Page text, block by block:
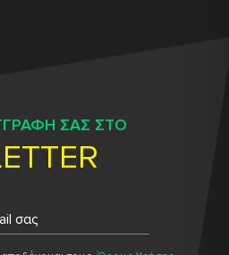
ΣΑΣ ΣΤΟ